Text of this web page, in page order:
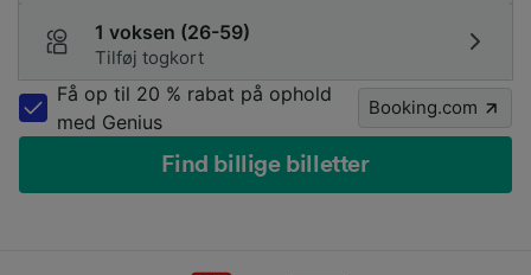
1 voksen (26-59)
Tilføj togkort
Få op til 20 % rabat på ophold
med Genius
Booking.com
Find billige billetter